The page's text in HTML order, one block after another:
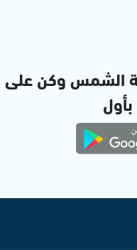
الشمس وكن على
بأول